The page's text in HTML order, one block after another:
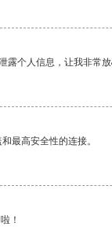
露个人信息，让我非常
最高安全性的连接。
！